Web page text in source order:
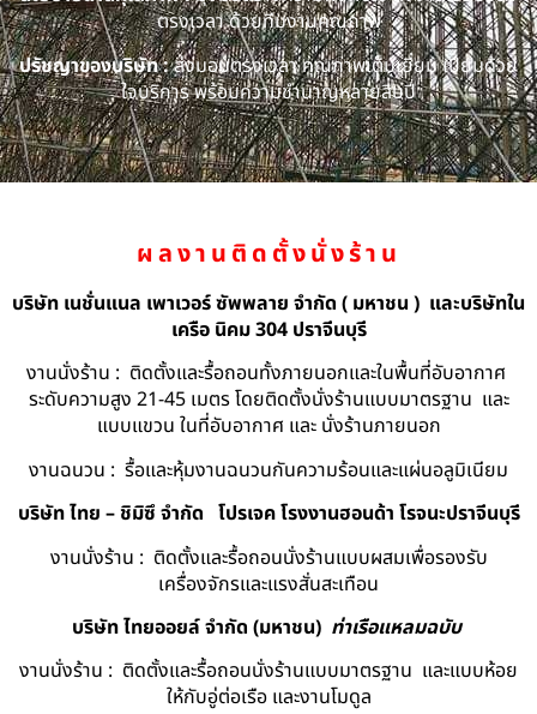
ตรงเวลา ด้วยทีมงานคุณภาพ
ปรัชญาของบริษัท :ส่งมอบตรงเวลา คุณภาพเต็มเยี่ยม เปี่ยมด้วย
ใจบริการ พร้อมความชำนาญหลายสิบปี
ผลงานติดตั้งนั่งร้าน
บริษัท เนชั่นแนล เพาเวอร์ ซัพพลาย จำกัด ( มหาชน ) และบริษัทใน
เครือ นิคม 304 ปราจีนบุรี
งานนั่งร้าน : ติดตั้งและรื้อถอนทั้งภายนอกและในพื้นที่อับอากาศ
ระดับความสูง 21-45 เมตร โดยติดตั้งนั่งร้านแบบมาตรฐาน และ
แบบแขวน ในที่อับอากาศ และ นั่งร้านภายนอก
งานฉนวน : รื้อและหุ้มงานฉนวนกันความร้อนและแผ่นอลูมิเนียม
บริษัท ไทย – ชิมิซึ จำกัด โปรเจค โรงงานฮอนด้า โรจนะปราจีนบุรี
งานนั่งร้าน : ติดตั้งและรื้อถอนนั่งร้านแบบผสมเพื่อรองรับ
เครื่องจักรและแรงสั่นสะเทือน
บริษัท ไทยออยล์ จํากัด (มหาชน) ท่าเรือแหลมฉบับ
งานนั่งร้าน : ติดตั้งและรื้อถอนนั่งร้านแบบมาตรฐาน และแบบห้อย
ให้กับอู่ต่อเรือ และงานโมดูล